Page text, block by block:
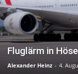
Fluglärm in
Alexander Heinz - 4.